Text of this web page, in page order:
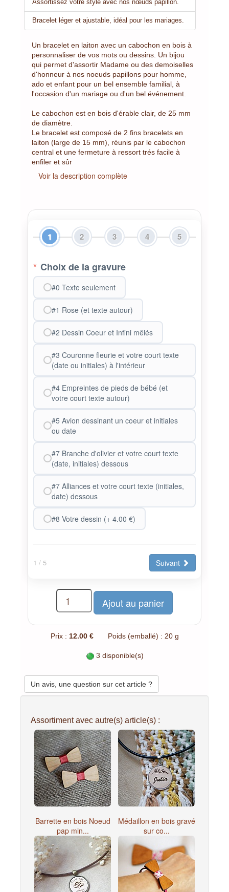
Assortissez votre style avec nos nœuds papillon.
Bracelet léger et ajustable, idéal pour les mariages.
Un bracelet en laiton avec un cabochon en bois à
personnaliser de vos mots ou dessins. Un bijou
qui permet d'assortir Madame ou des demoiselles
d'honneur à nos noeuds papillons pour homme,
ado et enfant pour un bel ensemble familial, à
l'occasion d'un mariage ou d'un bel événement.
Le cabochon est en bois d'érable clair, de 25 mm
de diamètre.
Le bracelet est composé de 2 fins bracelets en
laiton (large de 15 mm), réunis par le cabochon
central et une fermeture à ressort trés facile à
enfiler et sûr
Voir la description complète
1 2 3 4 5
* Choix de la gravure
#0 Texte seulement
#1 Rose (et texte autour)
#2 Dessin Coeur et Infini mêlés
#3 Couronne fleurie et votre court texte
(date ou initiales) à l'intérieur
#4 Empreintes de pieds de bébé (et
votre court texte autour)
#5 Avion dessinant un coeur et initiales
ou date
#7 Branche d'olivier et votre court texte
(date, initiales) dessous
#7 Alliances et votre court texte (initiales,
date) dessous
#8 Votre dessin (+ 4.00 €)
1 / 5 Suivant
Prix : 12.00 € Poids (emballé) : 20 g
3 disponible(s)
Un avis, une question sur cet article ?
Assortiment avec autre(s) article(s) :
Barrette en bois Noeud
pap min...
Médaillon en bois gravé
sur co...